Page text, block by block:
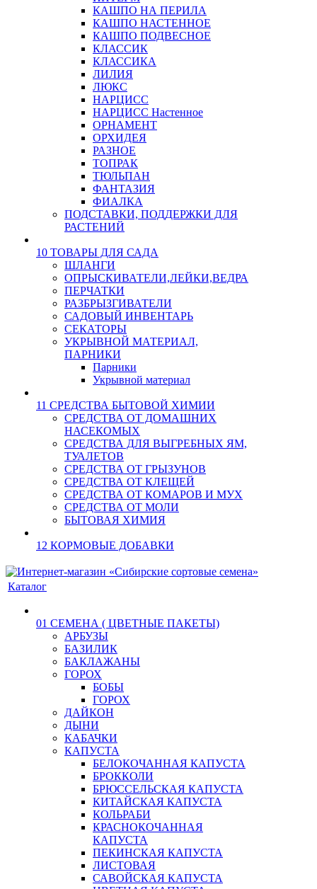
КАШПО НА ПЕРИЛА
КАШПО НАСТЕННОЕ
КАШПО ПОДВЕСНОЕ
КЛАССИК
КЛАССИКА
ЛИЛИЯ
ЛЮКС
НАРЦИСС
НАРЦИСС Настенное
ОРНАМЕНТ
ОРХИДЕЯ
РАЗНОЕ
ТОПРАК
ТЮЛЬПАН
ФАНТАЗИЯ
ФИАЛКА
ПОДСТАВКИ, ПОДДЕРЖКИ ДЛЯ
РАСТЕНИЙ
10 ТОВАРЫ ДЛЯ САДА
ШЛАНГИ
ОПРЫСКИВАТЕЛИ,ЛЕЙКИ,ВЕДРА
ПЕРЧАТКИ
РАЗБРЫЗГИВАТЕЛИ
САДОВЫЙ ИНВЕНТАРЬ
СЕКАТОРЫ
УКРЫВНОЙ МАТЕРИАЛ,
ПАРНИКИ
Парники
Укрывной материал
11 СРЕДСТВА БЫТОВОЙ ХИМИИ
СРЕДСТВА ОТ ДОМАШНИХ
НАСЕКОМЫХ
СРЕДСТВА ДЛЯ ВЫГРЕБНЫХ ЯМ,
ТУАЛЕТОВ
СРЕДСТВА ОТ ГРЫЗУНОВ
СРЕДСТВА ОТ КЛЕЩЕЙ
СРЕДСТВА ОТ КОМАРОВ И МУХ
СРЕДСТВА ОТ МОЛИ
БЫТОВАЯ ХИМИЯ
12 КОРМОВЫЕ ДОБАВКИ
Каталог
01 СЕМЕНА ( ЦВЕТНЫЕ ПАКЕТЫ)
АРБУЗЫ
БАЗИЛИК
БАКЛАЖАНЫ
ГОРОХ
БОБЫ
ГОРОХ
ДАЙКОН
ДЫНИ
КАБАЧКИ
КАПУСТА
БЕЛОКОЧАННАЯ КАПУСТА
БРОККОЛИ
БРЮССЕЛЬСКАЯ КАПУСТА
КИТАЙСКАЯ КАПУСТА
КОЛЬРАБИ
КРАСНОКОЧАННАЯ
КАПУСТА
ПЕКИНСКАЯ КАПУСТА
ЛИСТОВАЯ
САВОЙСКАЯ КАПУСТА